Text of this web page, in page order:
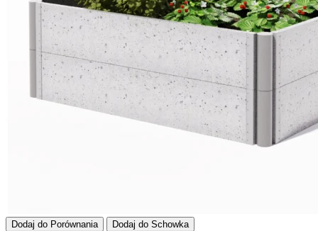
Dodaj do Porównania Dodaj do Schowka